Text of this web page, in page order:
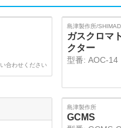
合わせください
島津製作所/
ガスクロマ
クター
型番: AOC-14
SOLD
島津製作所
GCMS